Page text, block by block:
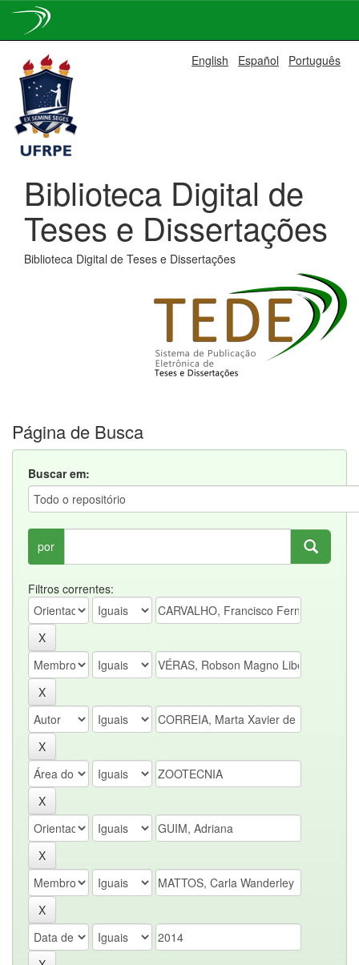
navigation
English Español Português
Biblioteca Digital de
Teses e Dissertações
Biblioteca Digital de Teses e Dissertações
Página de Busca
Buscar em:
por
Filtros correntes: